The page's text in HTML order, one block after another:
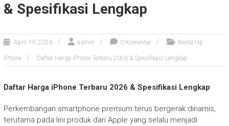
& Spesifikasi Lengkap
April 19, 2026 admin 0 Komentar Berita Hp
iPhone Daftar Harga iPhone Terbaru 2026 & Spesifikasi Lengkap
Daftar Harga iPhone Terbaru 2026 & Spesifikasi Lengkap
Perkembangan smartphone premium terus bergerak dinamis,
terutama pada lini produk dari Apple yang selalu menjadi